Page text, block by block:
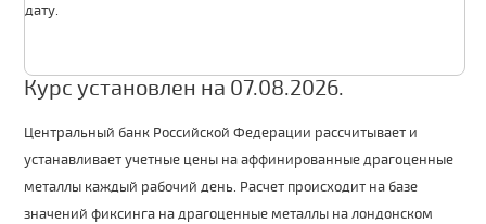
дату.
Курс установлен на 07.08.2026.
Центральный банк Российской Федерации рассчитывает и
устанавливает учетные цены на аффинированные драгоценные
металлы каждый рабочий день. Расчет происходит на базе
значений фиксинга на драгоценные металлы на лондонском